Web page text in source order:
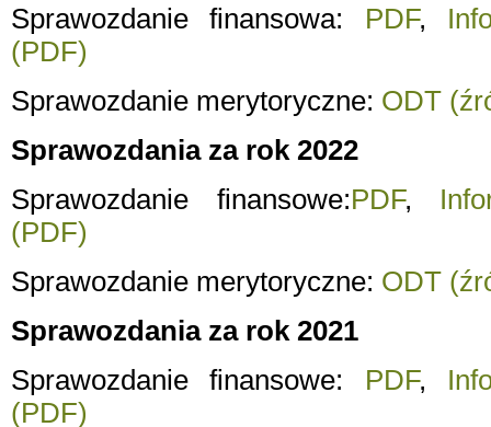
Sprawozdanie finansowa: PDF,
(PDF)
Sprawozdanie merytoryczne: ODT
Sprawozdania za rok 2022
Sprawozdanie finansowe:PDF,
(PDF)
Sprawozdanie merytoryczne: ODT
Sprawozdania za rok 2021
Sprawozdanie finansowe: PDF,
(PDF)